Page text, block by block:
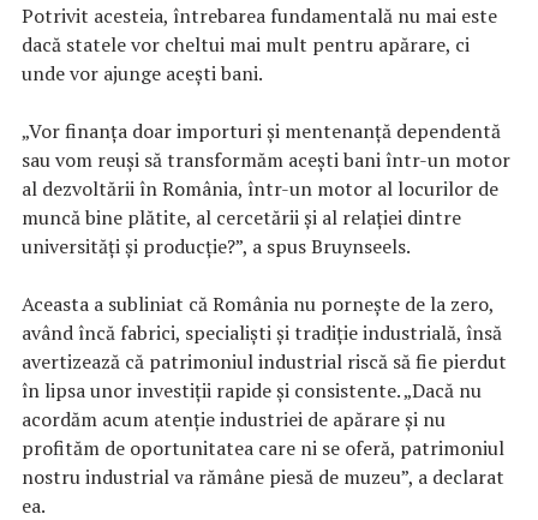
Potrivit acesteia, întrebarea fundamentală nu mai este
dacă statele vor cheltui mai mult pentru apărare, ci
unde vor ajunge acești bani.
„Vor finanța doar importuri și mentenanță dependentă
sau vom reuși să transformăm acești bani într-un motor
al dezvoltării în România, într-un motor al locurilor de
muncă bine plătite, al cercetării și al relației dintre
universități și producție?”, a spus Bruynseels.
Aceasta a subliniat că România nu pornește de la zero,
având încă fabrici, specialiști și tradiție industrială, însă
avertizează că patrimoniul industrial riscă să fie pierdut
în lipsa unor investiții rapide și consistente. „Dacă nu
acordăm acum atenție industriei de apărare și nu
profităm de oportunitatea care ni se oferă, patrimoniul
nostru industrial va rămâne piesă de muzeu”, a declarat
ea.